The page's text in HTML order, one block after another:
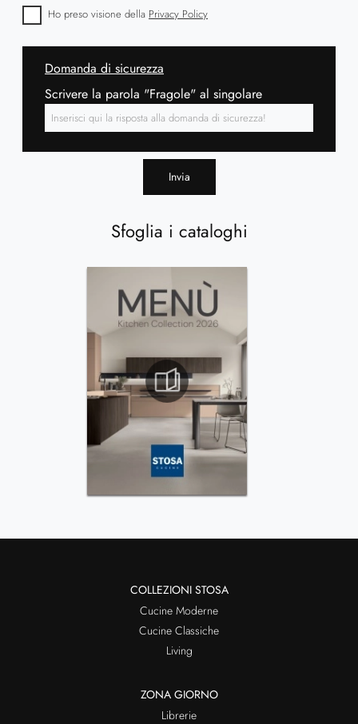
Sfoglia i cataloghi
Ho preso visione della Privacy Policy
Domanda di sicurezza
Scrivere la parola "Fragole" al singolare
Invia
COLLEZIONI STOSA
Cucine Moderne
Cucine Classiche
Living
ZONA GIORNO
Librerie